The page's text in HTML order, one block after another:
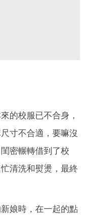
的校服已不合身，
寸不合適，要嘛沒
密輾轉借到了校
清洗和熨燙，最終
娘時，在一起的點